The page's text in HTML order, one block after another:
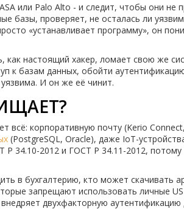
или Palo Alto - и следит, чтобы они не
базы, проверяет, не осталась ли
«устанавливает программу», он
как настоящий хакер, ломает свою же
к базам данных, обойти
И он же её чинит.
корпоративную почту (Kerio
(PostgreSQL, Oracle), даже IoT-
34.10-2012 и ГОСТ Р 34.11-2012, потому
в бухгалтерию, кто может скачивать
запрещают использовать личные
двухфакторную аутентификацию